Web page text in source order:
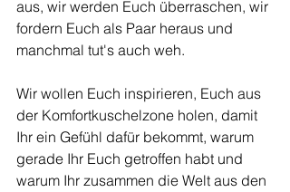
aus, wir werden Euch überraschen, wir
fordern Euch als Paar heraus und
manchmal tut's auch weh.
Wir wollen Euch inspirieren, Euch aus
der Komfortkuschelzone holen, damit
Ihr ein Gefühl dafür bekommt, warum
gerade Ihr Euch getroffen habt und
warum Ihr zusammen die Welt aus den